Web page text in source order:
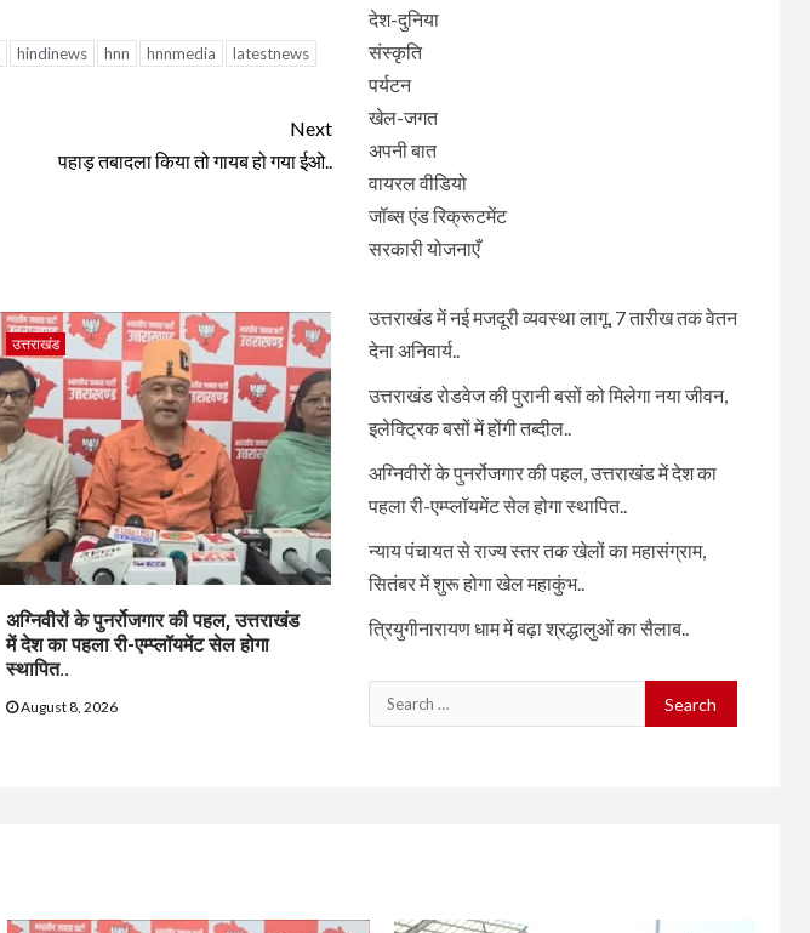
hindinews hnn hnnmedia
latestnews
Next
पहाड़ तबादला किया तो गायब हो गया ईओ..
उत्तराखंड
अग्निवीरों के पुनर्रोजगार की पहल, उत्तराखंड
में देश का पहला री-एम्प्लॉयमेंट सेल होगा
स्थापित..
August 8, 2026
देश-दुनिया
संस्कृति
पर्यटन
खेल-जगत
अपनी बात
वायरल वीडियो
जॉब्स एंड रिक्रूटमेंट
सरकारी योजनाएँ
उत्तराखंड में नई मजदूरी व्यवस्था लागू, 7 तारीख तक वेतन
देना अनिवार्य..
उत्तराखंड रोडवेज की पुरानी बसों को मिलेगा नया जीवन,
इलेक्ट्रिक बसों में होंगी तब्दील..
अग्निवीरों के पुनर्रोजगार की पहल, उत्तराखंड में देश का
पहला री-एम्प्लॉयमेंट सेल होगा स्थापित..
न्याय पंचायत से राज्य स्तर तक खेलों का महासंग्राम,
सितंबर में शुरू होगा खेल महाकुंभ..
त्रियुगीनारायण धाम में बढ़ा श्रद्धालुओं का सैलाब..
Search
for: